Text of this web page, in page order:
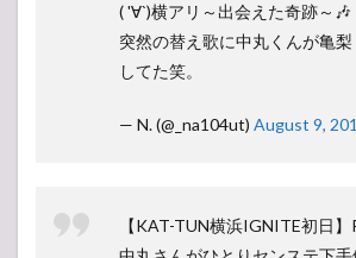
( '∀`)横アリ～出会えた奇跡～🎶
突然の替え歌に中丸くんが亀
してた笑。
— N. (@_na104ut) August 9,
【KAT-TUN横浜IGNITE初日】